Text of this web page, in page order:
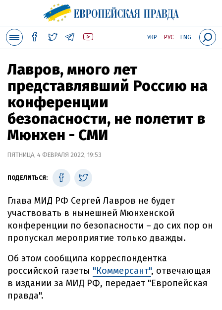
УКР РУС ENG
Лавров, много лет
представлявший Россию на
конференции
безопасности, не полетит в
Мюнхен - СМИ
ПЯТНИЦА, 4 ФЕВРАЛЯ 2022, 19:53
ПОДЕЛИТЬСЯ:
Глава МИД РФ Сергей Лавров не будет
участвовать в нынешней Мюнхенской
конференции по безопасности – до сих пор он
пропускал мероприятие только дважды.
Об этом сообщила корреспондентка
российской газеты "Коммерсант", отвечающая
в издании за МИД РФ, передает "Европейская
правда".